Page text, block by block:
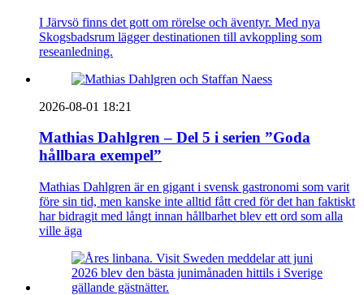
I Järvsö finns det gott om rörelse och äventyr. Med nya
Skogsbadsrum lägger destinationen till avkoppling som
reseanledning.
2026-08-01 18:21
Mathias Dahlgren – Del 5 i serien ”Goda
hållbara exempel”
Mathias Dahlgren är en gigant i svensk gastronomi som varit
före sin tid, men kanske inte alltid fått cred för det han faktiskt
har bidragit med långt innan hållbarhet blev ett ord som alla
ville äga